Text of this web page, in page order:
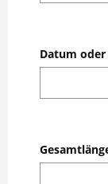
Datum